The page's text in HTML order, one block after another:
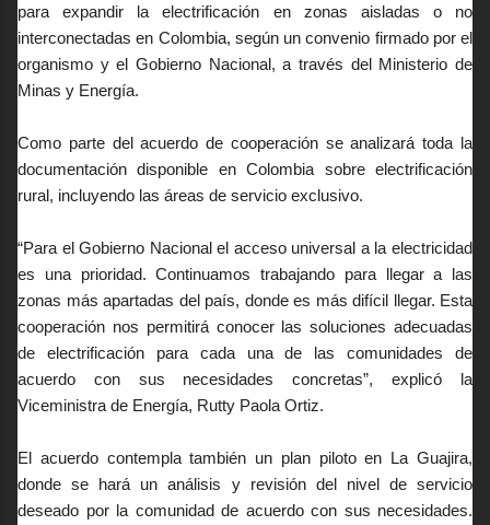
para expandir la electrificación en zonas aisladas o no
interconectadas en Colombia, según un convenio firmado por el
organismo y el Gobierno Nacional, a través del Ministerio de
Minas y Energía.
Como parte del acuerdo de cooperación se analizará toda la
documentación disponible en Colombia sobre electrificación
rural, incluyendo las áreas de servicio exclusivo.
“Para el Gobierno Nacional el acceso universal a la electricidad
es una prioridad. Continuamos trabajando para llegar a las
zonas más apartadas del país, donde es más difícil llegar. Esta
cooperación nos permitirá conocer las soluciones adecuadas
de electrificación para cada una de las comunidades de
acuerdo con sus necesidades concretas”, explicó la
Viceministra de Energía, Rutty Paola Ortiz.
El acuerdo contempla también un plan piloto en La Guajira,
donde se hará un análisis y revisión del nivel de servicio
deseado por la comunidad de acuerdo con sus necesidades.